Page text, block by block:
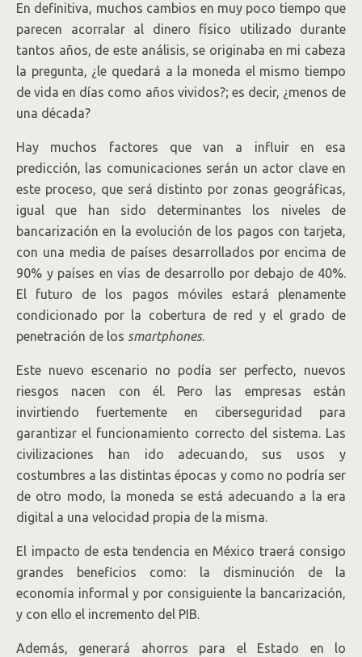
En definitiva, muchos cambios en muy poco tiempo que
parecen acorralar al dinero físico utilizado durante
tantos años, de este análisis, se originaba en mi cabeza
la pregunta, ¿le quedará a la moneda el mismo tiempo
de vida en días como años vividos?; es decir, ¿menos de
una década?
Hay muchos factores que van a influir en esa
predicción, las comunicaciones serán un actor clave en
este proceso, que será distinto por zonas geográficas,
igual que han sido determinantes los niveles de
bancarización en la evolución de los pagos con tarjeta,
con una media de países desarrollados por encima de
90% y países en vías de desarrollo por debajo de 40%.
El futuro de los pagos móviles estará plenamente
condicionado por la cobertura de red y el grado de
penetración de los smartphones.
Este nuevo escenario no podía ser perfecto, nuevos
riesgos nacen con él. Pero las empresas están
invirtiendo fuertemente en ciberseguridad para
garantizar el funcionamiento correcto del sistema. Las
civilizaciones han ido adecuando, sus usos y
costumbres a las distintas épocas y como no podría ser
de otro modo, la moneda se está adecuando a la era
digital a una velocidad propia de la misma.
El impacto de esta tendencia en México traerá consigo
grandes beneficios como: la disminución de la
economía informal y por consiguiente la bancarización,
y con ello el incremento del PIB.
Además, generará ahorros para el Estado en lo